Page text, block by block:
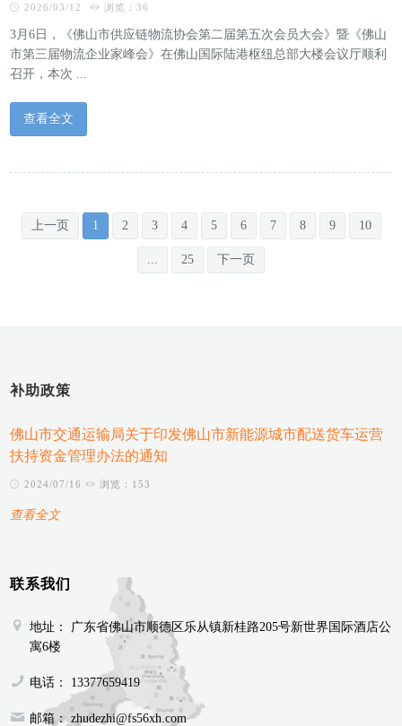
2026/03/12 浏览：36
3月6日，《佛山市供应链物流协会第二届第五次会员大会》暨《佛山
市第三届物流企业家峰会》在佛山国际陆港枢纽总部大楼会议厅顺利
查看全文
上一页 1 2 3 4 5 6 7 8 9 10
25 下一页
补助政策
佛山市交通运输局关于印发佛山市新能源城市配送货车运营
扶持资金管理办法的通知
2024/07/16 浏览：153
查看全文
联系我们
地址：
广东省佛山市顺德区乐从镇新桂路205号新世界国际酒店公
寓6楼
电话： 13377659419
邮箱：zhudezhi@fs56xh.com